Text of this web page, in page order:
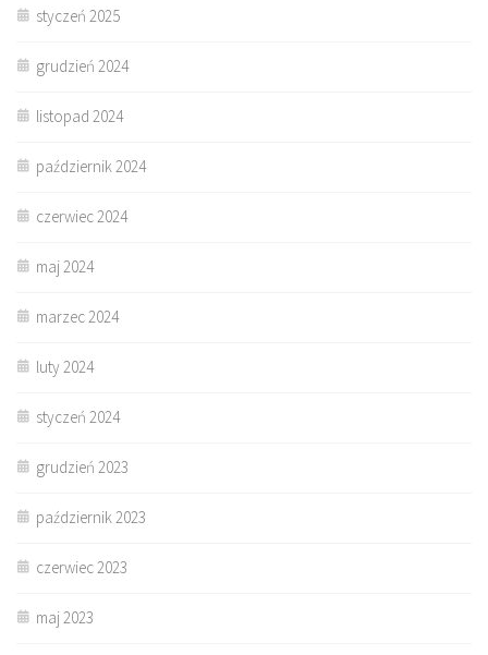
styczeń 2025
grudzień 2024
listopad 2024
październik 2024
czerwiec 2024
maj 2024
marzec 2024
luty 2024
styczeń 2024
grudzień 2023
październik 2023
czerwiec 2023
maj 2023